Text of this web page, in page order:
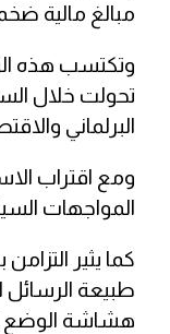
مبالغ مالية
وتكتسب هذه
تحولت خلال
البرلماني
ومع اقتراب
المواجهات
كما يثير
طبيعة الرسائل
هشاشة الوضع